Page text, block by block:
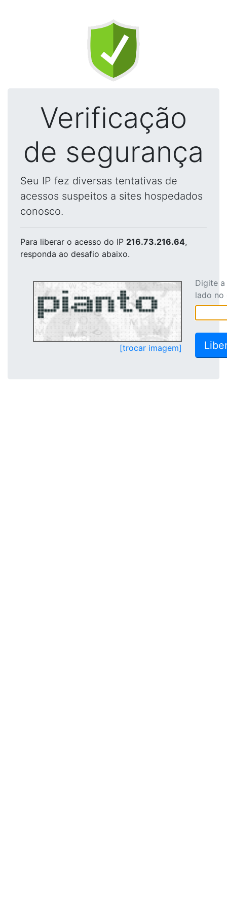
Verificação
de segurança
Seu IP fez diversas tentativas de
acessos suspeitos a sites hospedados
conosco.
Para liberar o acesso do IP 216.73.216.64,
responda ao desafio abaixo.
[trocar imagem]
Digite
lado no